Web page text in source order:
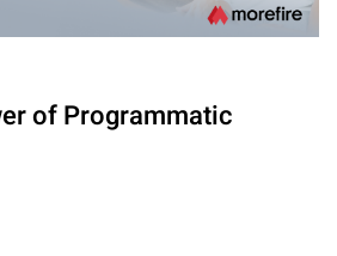
of Programmatic